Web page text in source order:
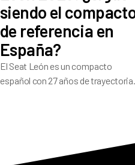
siendo el
de referencia en
España?
El Seat León es un compacto
español con 27 años de trayectoria